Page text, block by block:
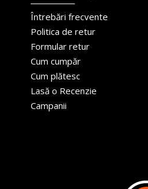
Întrebări frecvente
Politica de retur
Formular retur
Cum cumpăr
Cum plătesc
Lasă o Recenzie
Campanii